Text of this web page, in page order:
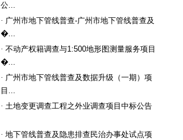
公...
· 广州市地下管线普查-广州市地下管线普查及
�...
· 不动产权籍调查与1:500地形图测量服务项目
�...
· 广州市地下管线普查及数据升级（一期）项
目...
· 土地变更调查工程之外业调查项目中标公告
· 地下管线普查及隐患排查民治办事处试点项